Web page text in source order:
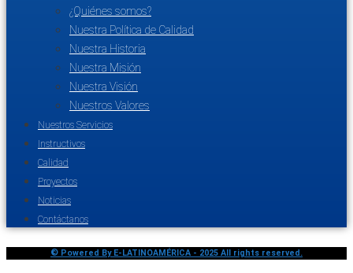
¿Quiénes somos?
Nuestra Política de Calidad
Nuestra Historia
Nuestra Misión
Nuestra Visión
Nuestros Valores
Nuestros Servicios
Instructivos
Calidad
Proyectos
Noticias
Contáctanos
© Powered By E-LATINOAMÉRICA - 2025 All rights reserved.